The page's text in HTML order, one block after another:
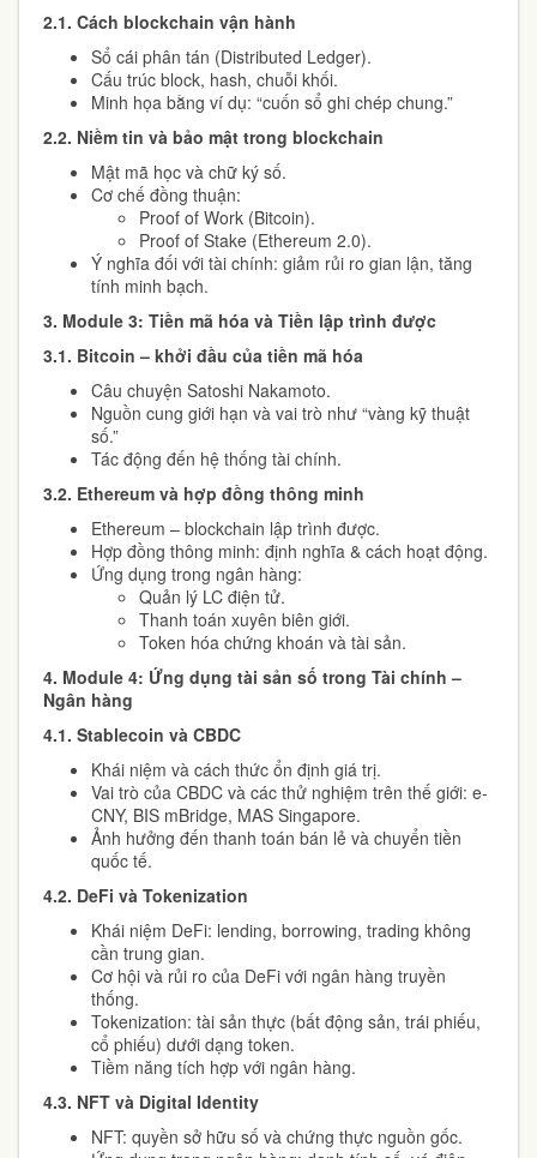
2.1. Cách blockchain vận hành
Sổ cái phân tán (Distributed Ledger).
Cấu trúc block, hash, chuỗi khối.
Minh họa bằng ví dụ: “cuốn sổ ghi chép chung.”
2.2. Niềm tin và bảo mật trong blockchain
Mật mã học và chữ ký số.
Cơ chế đồng thuận:
Proof of Work (Bitcoin).
Proof of Stake (Ethereum 2.0).
Ý nghĩa đối với tài chính: giảm rủi ro gian lận, tăng
tính minh bạch.
3. Module 3: Tiền mã hóa và Tiền lập trình được
3.1. Bitcoin – khởi đầu của tiền mã hóa
Câu chuyện Satoshi Nakamoto.
Nguồn cung giới hạn và vai trò như “vàng kỹ thuật
số.”
Tác động đến hệ thống tài chính.
3.2. Ethereum và hợp đồng thông minh
Ethereum – blockchain lập trình được.
Hợp đồng thông minh: định nghĩa & cách hoạt động.
Ứng dụng trong ngân hàng:
Quản lý LC điện tử.
Thanh toán xuyên biên giới.
Token hóa chứng khoán và tài sản.
4. Module 4: Ứng dụng tài sản số trong Tài chính –
Ngân hàng
4.1. Stablecoin và CBDC
Khái niệm và cách thức ổn định giá trị.
Vai trò của CBDC và các thử nghiệm trên thế giới: e-
CNY, BIS mBridge, MAS Singapore.
Ảnh hưởng đến thanh toán bán lẻ và chuyển tiền
quốc tế.
4.2. DeFi và Tokenization
Khái niệm DeFi: lending, borrowing, trading không
cần trung gian.
Cơ hội và rủi ro của DeFi với ngân hàng truyền
thống.
Tokenization: tài sản thực (bất động sản, trái phiếu,
cổ phiếu) dưới dạng token.
Tiềm năng tích hợp với ngân hàng.
4.3. NFT và Digital Identity
NFT: quyền sở hữu số và chứng thực nguồn gốc.